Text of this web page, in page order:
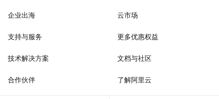
企业出海 云市场
支持与服务 更多优惠权益
技术解决方案 文档与社区
合作伙伴 了解阿里云